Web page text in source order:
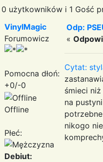
0 użytkowników i 1 Gość
VinylMagic
Forumowicz
Pomocna dłoń:
+0/-0
Offline
Płeć:
Debiut:
Odp:
«
Cytat:
śmieci
na
nikogo